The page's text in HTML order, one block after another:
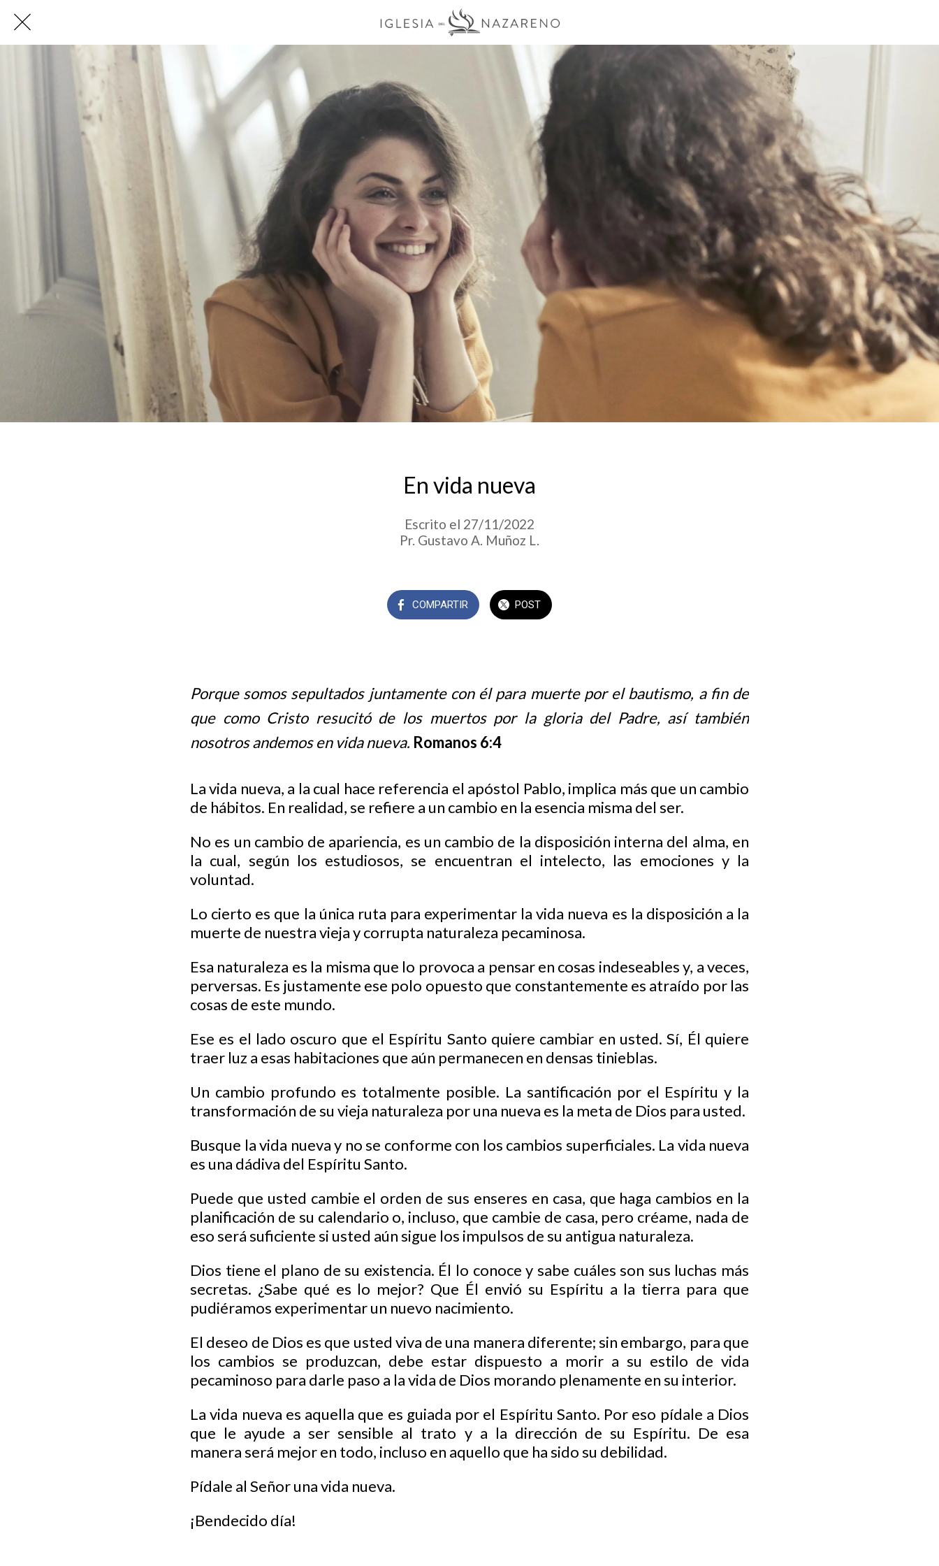
En vida nueva
Escrito el 27/11/2022
Pr. Gustavo A. Muñoz L.
COMPARTIR POST
Porque somos sepultados juntamente con él para muerte por el bautismo, a fin de
que como Cristo resucitó de los muertos por la gloria del Padre, así también
nosotros andemos en vida nueva. Romanos 6:4
La vida nueva, a la cual hace referencia el apóstol Pablo, implica más que un cambio
de hábitos. En realidad, se refiere a un cambio en la esencia misma del ser.
No es un cambio de apariencia, es un cambio de la disposición interna del alma, en
la cual, según los estudiosos, se encuentran el intelecto, las emociones y la
voluntad.
Lo cierto es que la única ruta para experimentar la vida nueva es la disposición a la
muerte de nuestra vieja y corrupta naturaleza pecaminosa.
Esa naturaleza es la misma que lo provoca a pensar en cosas indeseables y, a veces,
perversas. Es justamente ese polo opuesto que constantemente es atraído por las
cosas de este mundo.
Ese es el lado oscuro que el Espíritu Santo quiere cambiar en usted. Sí, Él quiere
traer luz a esas habitaciones que aún permanecen en densas tinieblas.
Un cambio profundo es totalmente posible. La santificación por el Espíritu y la
transformación de su vieja naturaleza por una nueva es la meta de Dios para usted.
Busque la vida nueva y no se conforme con los cambios superficiales. La vida nueva
es una dádiva del Espíritu Santo.
Puede que usted cambie el orden de sus enseres en casa, que haga cambios en la
planificación de su calendario o, incluso, que cambie de casa, pero créame, nada de
eso será suficiente si usted aún sigue los impulsos de su antigua naturaleza.
Dios tiene el plano de su existencia. Él lo conoce y sabe cuáles son sus luchas más
secretas. ¿Sabe qué es lo mejor? Que Él envió su Espíritu a la tierra para que
pudiéramos experimentar un nuevo nacimiento.
El deseo de Dios es que usted viva de una manera diferente; sin embargo, para que
los cambios se produzcan, debe estar dispuesto a morir a su estilo de vida
pecaminoso para darle paso a la vida de Dios morando plenamente en su interior.
La vida nueva es aquella que es guiada por el Espíritu Santo. Por eso pídale a Dios
que le ayude a ser sensible al trato y a la dirección de su Espíritu. De esa
manera será mejor en todo, incluso en aquello que ha sido su debilidad.
Pídale al Señor una vida nueva.
¡Bendecido día!